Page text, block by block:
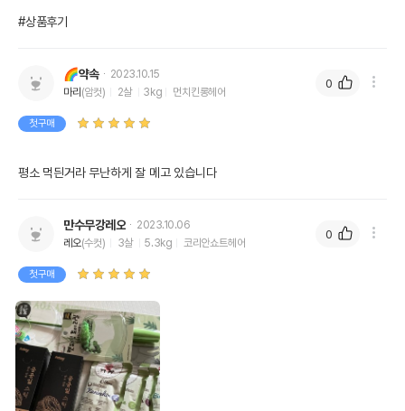
#상품후기
🌈약속
2023.10.15
마리 (암컷) 2살 3kg 먼치킨롱헤어
첫구매
평소 먹듼거라 무난하게 잘 메고 있습니다
0
만수무강레오
2023.10.06
레오(수컷) 3살 5.3kg 코리안쇼트헤어
첫구매
0